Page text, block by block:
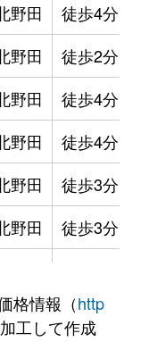
野田 徒歩4分
野田 徒歩2分
野田 徒歩4分
野田 徒歩4分
野田 徒歩3分
野田 徒歩3分
野田 徒歩12分
格情報（http
工して作成